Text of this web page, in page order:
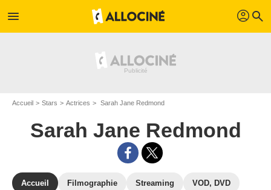
menu profil search
Accueil Stars Actrices Sarah Jane Redmond
Sarah Jane Redmond
Accueil Filmographie Streaming VOD, DVD